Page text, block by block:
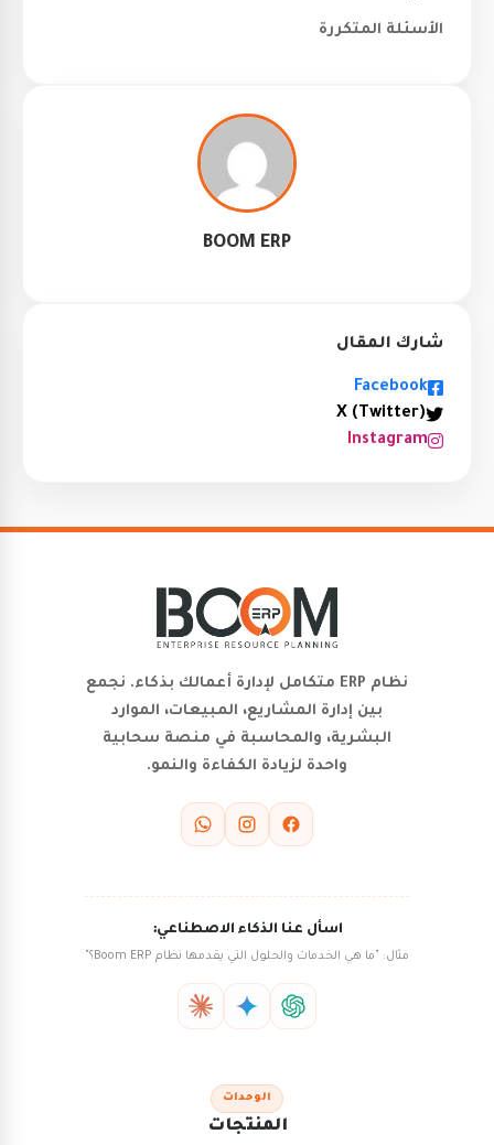
الأسئلة المتكررة
BOOM ERP
شارك المقال
Facebook
X (Twitter)
Instagram
نظام ERP متكامل لإدارة أعمالك بذكاء. نجمع
بين إدارة المشاريع، المبيعات، الموارد
البشرية، والمحاسبة في منصة سحابية
واحدة لزيادة الكفاءة والنمو.
اسأل عنا الذكاء الاصطناعي:
مثال: "ما هي الخدمات والحلول التي يقدمها نظام Boom ERP؟"
الوحدات
المنتجات